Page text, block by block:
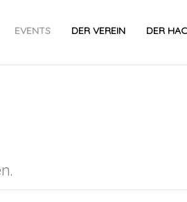
EVENTS DER VEREIN DER